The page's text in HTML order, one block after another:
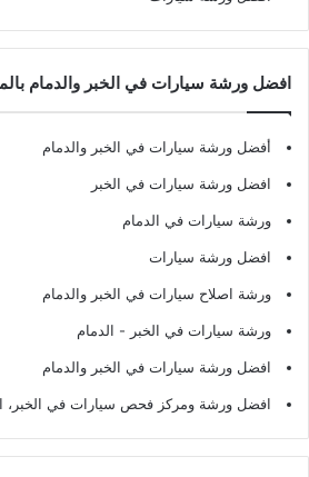
افضل ورشة سيارات في الخبر والدمام
أفضل ورشة سيارات في الخبر والدمام
افضل ورشة سيارات في الخبر
ورشة سيارات في الدمام
افضل ورشة سيارات
ورشة اصلاح سيارات في الخبر والدمام
ورشة سيارات في الخبر - الدمام
افضل ورشة سيارات في الخبر والدمام
افضل ورشة ومركز فحص سيارات في الخبر،